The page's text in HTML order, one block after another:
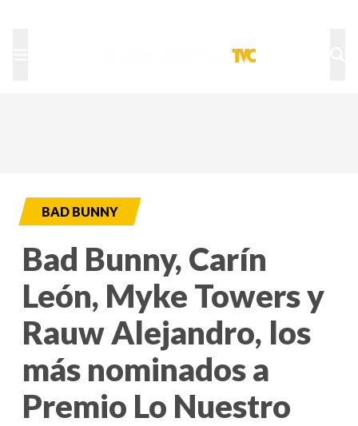
BAD BUNNY
Bad Bunny, Carín
León, Myke Towers y
Rauw Alejandro, los
más nominados a
Premio Lo Nuestro